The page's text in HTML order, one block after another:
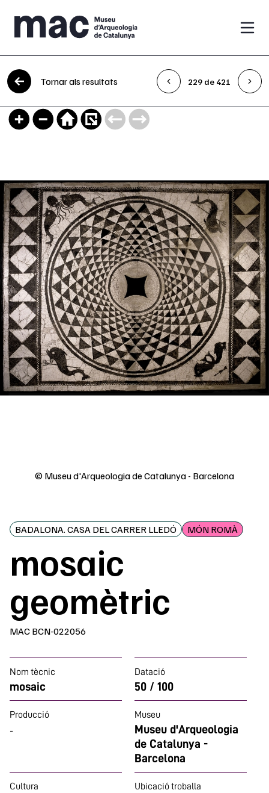
Vés al contingut
Tornar als resultats 229 de 421
© Museu d'Arqueologia de Catalunya - Barcelona
BADALONA. CASA DEL CARRER LLEDÓ MÓN ROMÀ
mosaic
geomètric
MAC BCN-022056
Nom tècnic
mosaic
Datació
50 / 100
Producció
-
Museu
Museu d'Arqueologia
de Catalunya -
Barcelona
Cultura Ubicació troballa